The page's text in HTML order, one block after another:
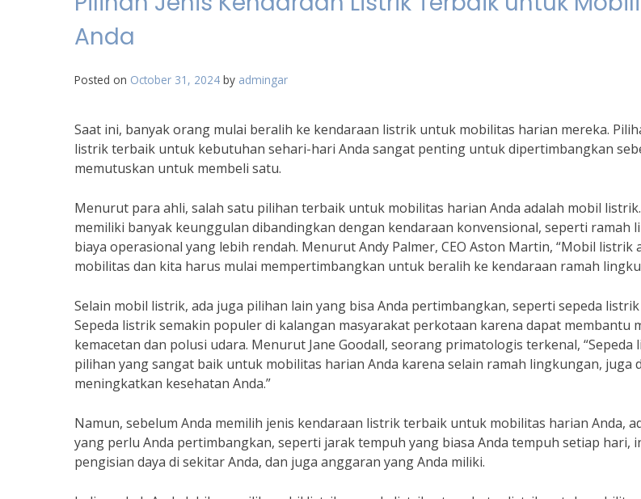
Anda
Posted on October 31, 2024 by admingar
Saat ini, banyak orang mulai beralih ke kendaraan listrik untuk mobilitas harian mereka.
listrik terbaik untuk kebutuhan sehari-hari Anda sangat penting untuk dipertimbangkan
memutuskan untuk membeli satu.
Menurut para ahli, salah satu pilihan terbaik untuk mobilitas harian Anda adalah mobil
memiliki banyak keunggulan dibandingkan dengan kendaraan konvensional, seperti ramah
biaya operasional yang lebih rendah. Menurut Andy Palmer, CEO Aston Martin, “Mobil listrik
mobilitas dan kita harus mulai mempertimbangkan untuk beralih ke kendaraan ramah
Selain mobil listrik, ada juga pilihan lain yang bisa Anda pertimbangkan, seperti sepeda
Sepeda listrik semakin populer di kalangan masyarakat perkotaan karena dapat membantu
kemacetan dan polusi udara. Menurut Jane Goodall, seorang primatologis terkenal, “Sepeda
pilihan yang sangat baik untuk mobilitas harian Anda karena selain ramah lingkungan, juga
meningkatkan kesehatan Anda.”
Namun, sebelum Anda memilih jenis kendaraan listrik terbaik untuk mobilitas harian Anda,
yang perlu Anda pertimbangkan, seperti jarak tempuh yang biasa Anda tempuh setiap hari,
pengisian daya di sekitar Anda, dan juga anggaran yang Anda miliki.